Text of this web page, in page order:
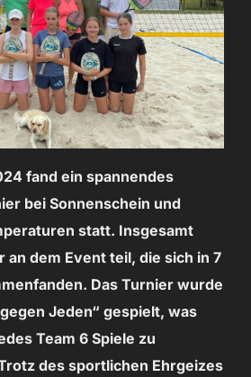
fand ein spannendes
bei Sonnenschein und
statt. Insgesamt
an dem Event teil, die sich in 7
Das Turnier wurde
Jeden“ gespielt, was
Team 6 Spiele zu
des sportlichen Ehrgeizes